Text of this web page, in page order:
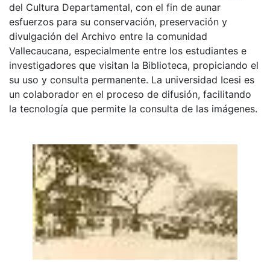
del Cultura Departamental, con el fin de aunar
esfuerzos para su conservación, preservación y
divulgación del Archivo entre la comunidad
Vallecaucana, especialmente entre los estudiantes e
investigadores que visitan la Biblioteca, propiciando el
su uso y consulta permanente. La universidad Icesi es
un colaborador en el proceso de difusión, facilitando
la tecnología que permite la consulta de las imágenes.